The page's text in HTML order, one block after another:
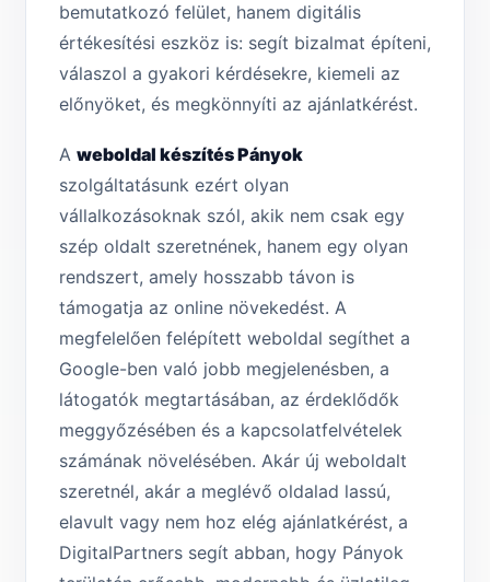
bemutatkozó felület, hanem digitális
értékesítési eszköz is: segít bizalmat építeni,
válaszol a gyakori kérdésekre, kiemeli az
előnyöket, és megkönnyíti az ajánlatkérést.
A weboldal készítés Pányok
szolgáltatásunk ezért olyan
vállalkozásoknak szól, akik nem csak egy
szép oldalt szeretnének, hanem egy olyan
rendszert, amely hosszabb távon is
támogatja az online növekedést. A
megfelelően felépített weboldal segíthet a
Google-ben való jobb megjelenésben, a
látogatók megtartásában, az érdeklődők
meggyőzésében és a kapcsolatfelvételek
számának növelésében. Akár új weboldalt
szeretnél, akár a meglévő oldalad lassú,
elavult vagy nem hoz elég ajánlatkérést, a
DigitalPartners segít abban, hogy Pányok